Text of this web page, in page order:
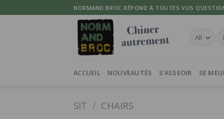
to
NORMAND BROC RÉPOND À TOUTES VOS
ACCUEIL NOUVEAUTÉS S’ASSEOIR SE
SIT / CHAIRS